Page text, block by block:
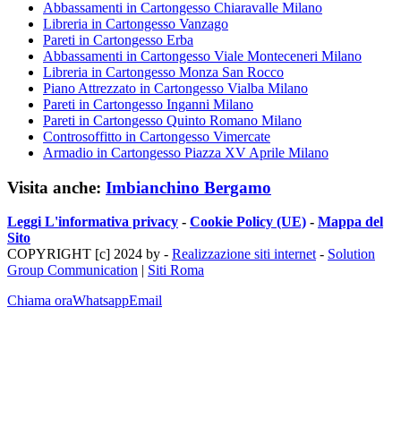
Abbassamenti in Cartongesso Chiaravalle Milano
Libreria in Cartongesso Vanzago
Pareti in Cartongesso Erba
Abbassamenti in Cartongesso Viale Monteceneri Milano
Libreria in Cartongesso Monza San Rocco
Piano Attrezzato in Cartongesso Vialba Milano
Pareti in Cartongesso Inganni Milano
Pareti in Cartongesso Quinto Romano Milano
Controsoffitto in Cartongesso Vimercate
Armadio in Cartongesso Piazza XV Aprile Milano
Visita anche: Imbianchino Bergamo
Leggi L'informativa privacy - Cookie Policy (UE) - Mappa del
Sito
COPYRIGHT [c] 2024 by - Realizzazione siti internet- Solution
Group Communication | Siti Roma
Chiama oraWhatsappEmail